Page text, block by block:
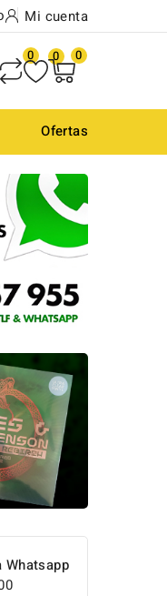
Mi cuenta
0 0 0
Ofertas